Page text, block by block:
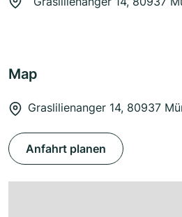
Map
Graslilienanger 14, 80937
Anfahrt planen